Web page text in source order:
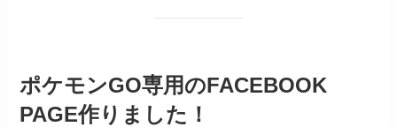
ポケモンGO専用のFACEBOOK
PAGE作りました！